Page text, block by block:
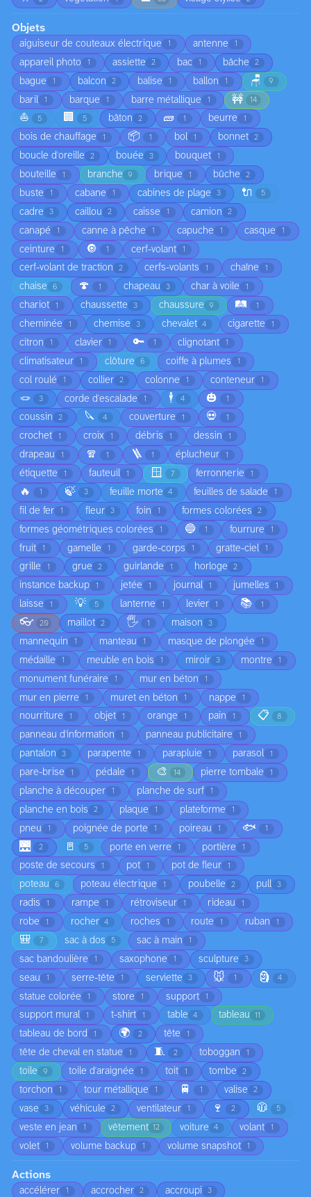
Objets
aiguiseur de couteaux électrique 1 antenne 1
appareil photo 1 assiette 2 bac 1 bâche 2
bague 1 balcon 2 balise 1 ballon 1 🪑 9
baril 1 barque 1 barre métallique 1 🚧 14
⛵ 5 🏢 5 bâton 2 🧱 1 beurre 1
bois de chauffage 1 📦 1 bol 1 bonnet 2
boucle d'oreille 2 bouée 3 bouquet 1
bouteille 1 branche 9 brique 1 bûche 2
buste 1 cabane 1 cabines de plage 3 🔌 5
cadre 3 caillou 2 caisse 1 camion 2
canapé 1 canne à pêche 1 capuche 1 casque 1
ceinture 1 🔘 1 cerf-volant 1
cerf-volant de traction 2 cerfs-volants 1 chaîne 1
chaise 6 🍄 1 chapeau 3 char à voile 1
chariot 1 chaussette 3 chaussure 9 🛤️ 1
cheminée 1 chemise 3 chevalet 4 cigarette 1
citron 1 clavier 1 🔑 1 clignotant 1
climatisateur 1 clôture 6 coiffe à plumes 1
col roulé 1 collier 2 colonne 1 conteneur 1
🪢 3 corde d'escalade 1 🕴️ 4 🎃 1
coussin 2 🔪 4 couverture 1 💀 1
crochet 1 croix 1 débris 1 dessin 1
drapeau 1 🧣 1 🪜 1 éplucheur 1
étiquette 1 fauteuil 1 🪟 7 ferronnerie 1
🔥 1 🍃 3 feuille morte 4 feuilles de salade 1
fil de fer 1 fleur 3 foin 1 formes colorées 2
formes géométriques colorées 1 🔵 1 fourrure 1
fruit 1 gamelle 1 garde-corps 1 gratte-ciel 1
grille 1 grue 2 guirlande 1 horloge 2
instance backup 1 jetée 1 journal 1 jumelles 1
laisse 1 💡 5 lanterne 1 levier 1 📚 1
👓 20 maillot 2 🖐️ 1 maison 3
mannequin 1 manteau 1 masque de plongée 1
médaille 1 meuble en bois 1 miroir 3 montre 1
monument funéraire 1 mur en béton 1
mur en pierre 1 muret en béton 1 nappe 1
nourriture 1 objet 1 orange 1 pain 1 📋 8
panneau d'information 1 panneau publicitaire 1
pantalon 3 parapente 1 parapluie 1 parasol 1
pare-brise 1 pédale 1 🎨 14 pierre tombale 1
planche à découper 1 planche de surf 1
planche en bois 2 plaque 1 plateforme 1
pneu 1 poignée de porte 1 poireau 1 🐟 1
🌉 2 🚪 5 porte en verre 1 portière 1
poste de secours 1 pot 1 pot de fleur 1
poteau 6 poteau électrique 1 poubelle 2 pull 3
radis 1 rampe 1 rétroviseur 1 rideau 1
robe 1 rocher 4 roches 1 route 1 ruban 1
🎒 7 sac à dos 5 sac à main 1
sac bandoulière 1 saxophone 1 sculpture 3
seau 1 serre-tête 1 serviette 3 🐭 1 🗿 4
statue colorée 1 store 1 support 1
support mural 1 t-shirt 1 table 4 tableau 11
tableau de bord 1 🌍 2 tête 1
tête de cheval en statue 1 🧵 2 toboggan 1
toile 9 toile d'araignée 1 toit 1 tombe 2
torchon 1 tour métallique 1 🚆 1 valise 2
vase 3 véhicule 2 ventilateur 1 🍷 2 🧥 5
veste en jean 1 vêtement 12 voiture 4 volant 1
volet 1 volume backup 1 volume snapshot 1
Actions
accélérer 1 accrocher 2 accroupi 3